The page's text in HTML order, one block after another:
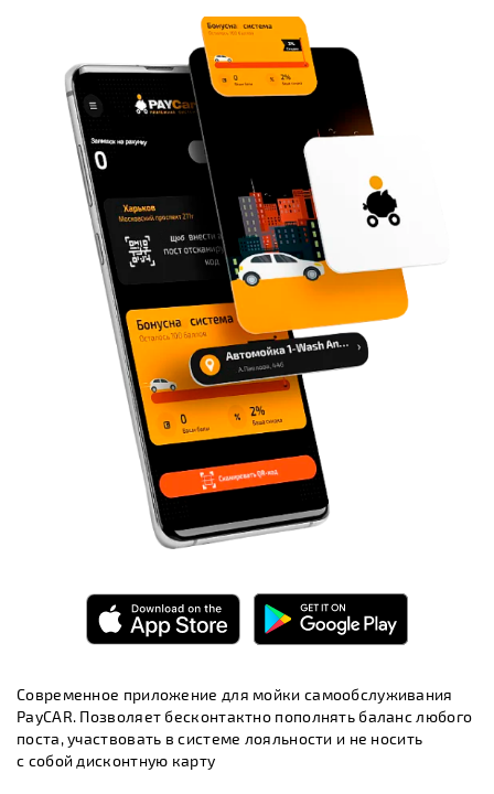
Современное приложение для мойки самообслуживания
PayCAR. Позволяет бесконтактно пополнять баланс любого
поста, участвовать в системе лояльности и не носить
с собой дисконтную карту